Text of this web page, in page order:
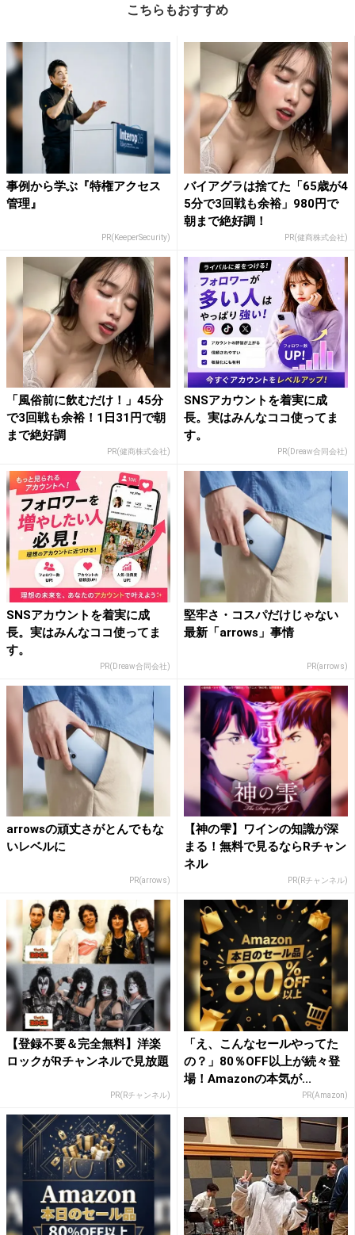
こちらもおすすめ
事例から学ぶ『特権アクセス
管理』
PR(KeeperSecurity)
バイアグラは捨てた「65歳が4
5分で3回戦も余裕」980円で
朝まで絶好調！
PR(健商株式会社)
「風俗前に飲むだけ！」45分
で3回戦も余裕！1日31円で朝
まで絶好調
PR(健商株式会社)
SNSアカウントを着実に成
長。実はみんなココ使ってま
す。
PR(Dreaw合同会社)
SNSアカウントを着実に成
長。実はみんなココ使ってま
す。
PR(Dreaw合同会社)
堅牢さ・コスパだけじゃない
最新「arrows」事情
PR(arrows)
arrowsの頑丈さがとんでもな
いレベルに
PR(arrows)
【神の雫】ワインの知識が深
まる！無料で見るならRチャン
ネル
PR(Rチャンネル)
【登録不要＆完全無料】洋楽
ロックがRチャンネルで見放題
PR(Rチャンネル)
「え、こんなセールやってた
の？」80％OFF以上が続々登
場！Amazonの本気が...
PR(Amazon)